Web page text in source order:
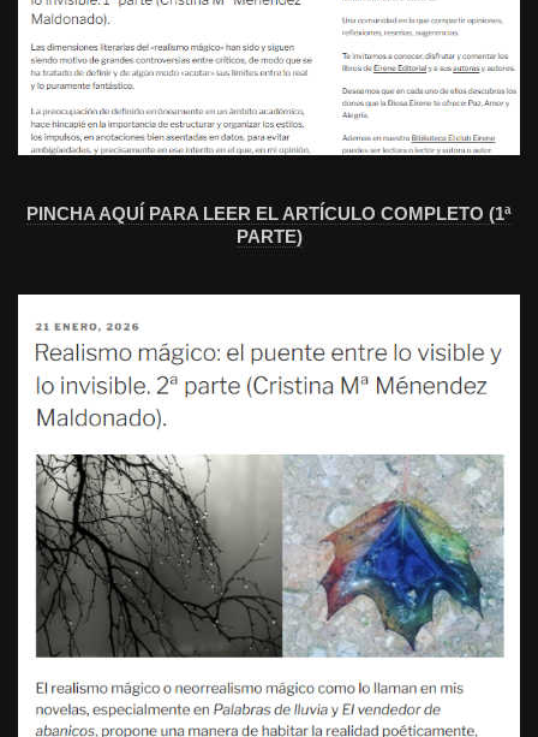
PINCHA AQUÍ PARA LEER EL ARTÍCULO COMPLETO (1ª
PARTE)